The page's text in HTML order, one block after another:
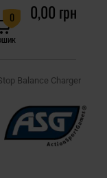
0 0,00 грн
Balance Charger